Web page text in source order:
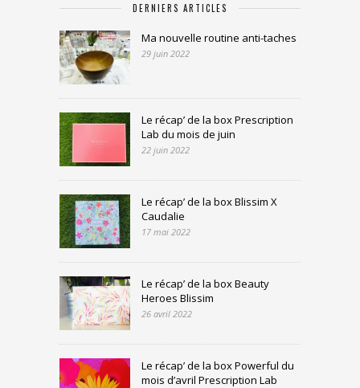
DERNIERS ARTICLES
Ma nouvelle routine anti-taches
29 juin 2022
Le récap’ de la box Prescription
Lab du mois de juin
22 juin 2022
Le récap’ de la box Blissim X
Caudalie
17 mai 2022
Le récap’ de la box Beauty
Heroes Blissim
26 avril 2022
Le récap’ de la box Powerful du
mois d’avril Prescription Lab